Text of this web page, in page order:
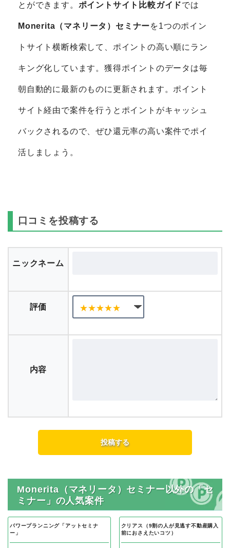
とができます。 ポイントサイト比較ガイドでは
Monerita（マネリータ）セミナーを1つのポイン
トサイト横断検索して、ポイントの高い順にラン
キング化しています。獲得ポイントのデータは毎
朝自動的に最新のものに更新されます。ポイント
サイト経由で案件を行うとポイントがキャッシュ
バックされるので、ぜひ還元率の高い案件でポイ
活しましょう。
口コミを投稿する
ニックネーム
評価
内容
Monerita（マネリータ）セミナー以外の「セ
ミナー」の人気案件
パワープランニング「アットセミナ
ー」
クリアス（9割の人が見逃す不動産購入
前におさえたいコツ）